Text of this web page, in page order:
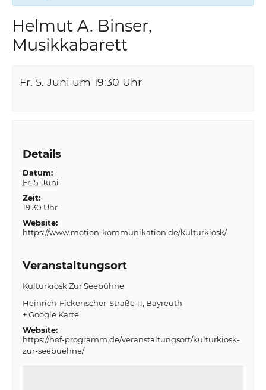
Helmut A. Binser,
Musikkabarett
Fr. 5. Juni um 19:30 Uhr
Details
Datum:
Fr. 5. Juni
Zeit:
19:30 Uhr
Website:
https://www.motion-kommunikation.de/kulturkiosk/
Veranstaltungsort
Kulturkiosk Zur Seebühne
Heinrich-Fickenscher-Straße 11 Bayreuth
+ Google Karte
Website:
https://hof-programm.de/veranstaltungsort/kulturkiosk-
zur-seebuehne/